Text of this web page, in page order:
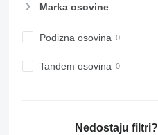
Marka osovine
Podizna osovina
Tandem osovina
Nedostaju filtri?